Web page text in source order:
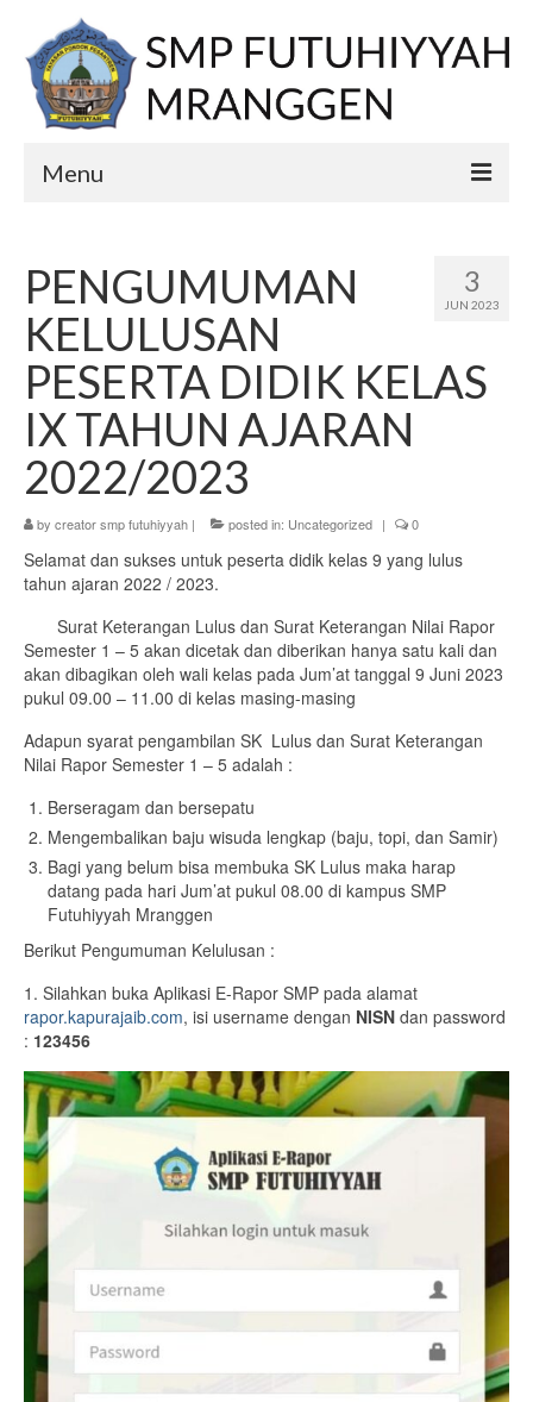
Menu
PPDB
E-learning
Berita
Profil
Visi
Misi
Tujuan
Pendidik
Ekstrakurikuler
3
JUN 2023
PENGUMUMAN
KELULUSAN
PESERTA DIDIK KELAS
IX TAHUN AJARAN
2022/2023
by creator smp futuhiyyah | posted in: Uncategorized | 0
Selamat dan sukses untuk peserta didik kelas 9 yang lulus
tahun ajaran 2022 / 2023.
Surat Keterangan Lulus dan Surat Keterangan Nilai Rapor
Semester 1 – 5 akan dicetak dan diberikan hanya satu kali dan
akan dibagikan oleh wali kelas pada Jum’at tanggal 9 Juni 2023
pukul 09.00 – 11.00 di kelas masing-masing
Adapun syarat pengambilan SK Lulus dan Surat Keterangan
Nilai Rapor Semester 1 – 5 adalah :
Berseragam dan bersepatu
Mengembalikan baju wisuda lengkap (baju, topi, dan Samir)
Bagi yang belum bisa membuka SK Lulus maka harap
datang pada hari Jum’at pukul 08.00 di kampus SMP
Futuhiyyah Mranggen
Berikut Pengumuman Kelulusan :
1. Silahkan buka Aplikasi E-Rapor SMP pada alamat
rapor.kapurajaib.com, isi username dengan NISN dan password
: 123456